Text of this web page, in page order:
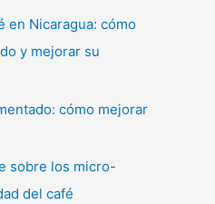
en Nicaragua: cómo
y mejorar su
cómo mejorar
sobre los micro-
del café